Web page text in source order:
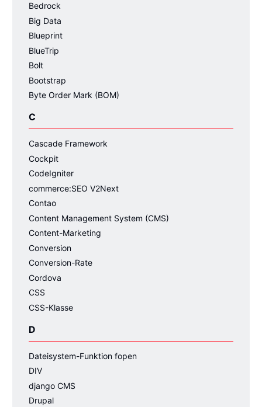
Bedrock
Big Data
Blueprint
BlueTrip
Bolt
Bootstrap
Byte Order Mark (BOM)
C
Cascade Framework
Cockpit
CodeIgniter
commerce:SEO V2Next
Contao
Content Management System (CMS)
Content-Marketing
Conversion
Conversion-Rate
Cordova
CSS
CSS-Klasse
D
Dateisystem-Funktion fopen
DIV
django CMS
Drupal